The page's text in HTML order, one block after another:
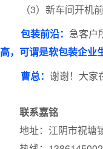
（3）新车间开机
包装前沿： 急客户
高，可谓是软包装企业
曹总： 谢谢！大家
联系嘉铭
地址：江阴市祝塘